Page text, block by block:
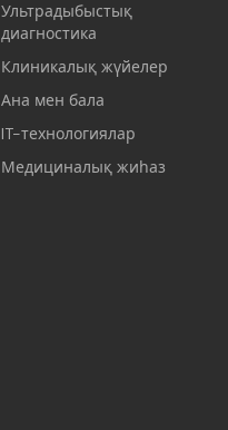
Ультрадыбыстық
диагностика
Клиникалық жүйелер
Ана мен бала
IT-технологиялар
Медициналық жиһаз